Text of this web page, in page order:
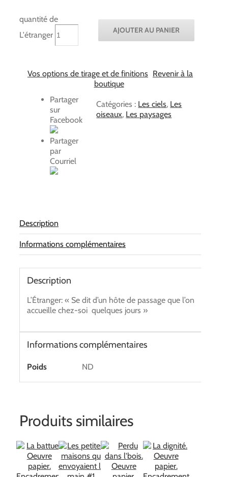
quantité de
L'étranger
AJOUTER AU PANIER
Vos options de tirage et de finitions Revenir à la
boutique
Partager
sur
Facebook
Partager
par
Courriel
Catégories : Les ciels, Les
oiseaux, Les paysages
Description
Informations complémentaires
Description
L’Étranger: « Se dit d’un hôte de passage que l’on
accueille chez-soi quelques jours »
Informations complémentaires
Poids ND
Produits similaires